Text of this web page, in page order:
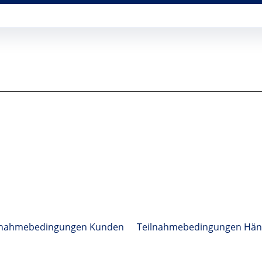
Kunden Teilnahmebedingungen